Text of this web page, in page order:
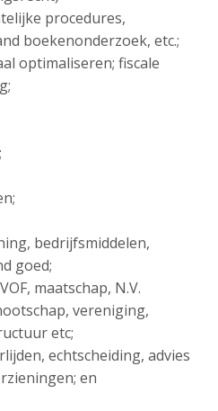
procedures,
boekenonderzoek, etc.;
optimaliseren; fiscale
bedrijfsmiddelen,
goed;
maatschap, N.V.
vereniging,
etc;
echtscheiding, advies
en